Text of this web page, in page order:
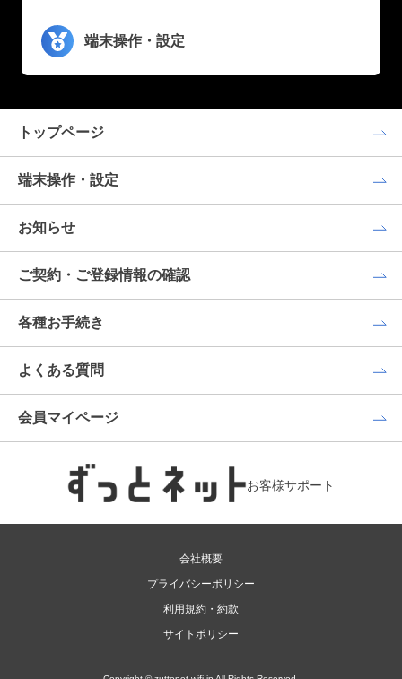
端末操作・設定
トップページ
端末操作・設定
お知らせ
ご契約・ご登録情報の確認
各種お手続き
よくある質問
会員マイページ
お客様サポート
会社概要
プライバシーポリシー
利用規約・約款
サイトポリシー